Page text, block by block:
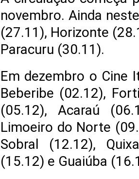
novembro. Ainda
(27.11), Horizonte
Paracuru (30.11).
Em dezembro o Cine
Beberibe (02.12),
(05.12), Acaraú
Limoeiro do Norte
Sobral (12.12),
(15.12) e Guaiúba